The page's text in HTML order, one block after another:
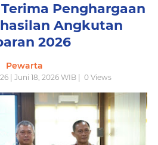
Penghargaan
Angkutan
2026
Pewarta
| Juni 18, 2026 WIB | 0 Views